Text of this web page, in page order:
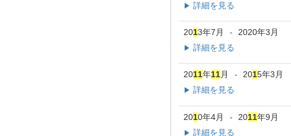
▶ 詳細を見る
2013年7月 - 2020年3月
▶ 詳細を見る
2011年11月 - 2015年3月
▶ 詳細を見る
2010年4月 - 2011年9月
▶ 詳細を見る